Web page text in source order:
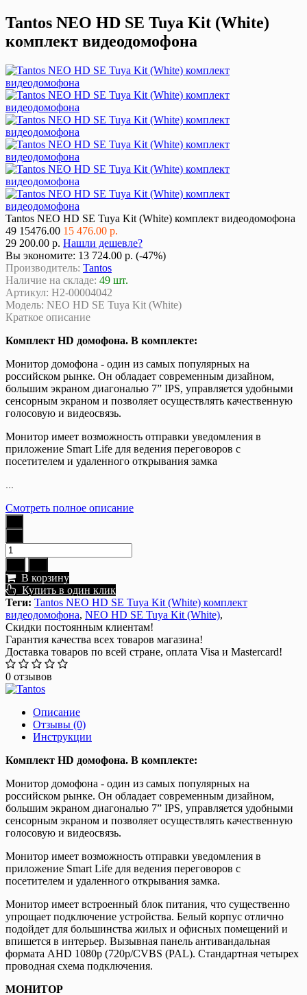
Tantos NEO HD SE Tuya Kit (White)
комплект видеодомофона
Tantos NEO HD SE Tuya Kit (White) комплект видеодомофона
49 15476.00 15 476.00 р.
29 200.00 р. Нашли дешевле?
Вы экономите: 13 724.00 р. (-47%)
Производитель: Tantos
Наличие на складе: 49 шт.
Артикул: Н2-00004042
Модель: NEO HD SE Tuya Kit (White)
Краткое описание
Комплект HD домофона. В комплекте:
Монитор домофона - один из самых популярных на
российском рынке. Он обладает современным дизайном,
большим экраном диагональю 7” IPS, управляется удобными
сенсорным экраном и позволяет осуществлять качественную
голосовую и видеосвязь.
Монитор имеет возможность отправки уведомления в
приложение Smart Life для ведения переговоров с
посетителем и удаленного открывания замка
...
Смотреть полное описание
В корзину
Купить в один клик
Теги: Tantos NEO HD SE Tuya Kit (White) комплект
видеодомофона, NEO HD SE Tuya Kit (White),
Скидки постоянным клиентам!
Гарантия качества всех товаров магазина!
Доставка товаров по всей стране, оплата Visa и Mastercard!
0 отзывов
Описание
Отзывы (0)
Инструкции
Комплект HD домофона. В комплекте:
Монитор домофона - один из самых популярных на
российском рынке. Он обладает современным дизайном,
большим экраном диагональю 7” IPS, управляется удобными
сенсорным экраном и позволяет осуществлять качественную
голосовую и видеосвязь.
Монитор имеет возможность отправки уведомления в
приложение Smart Life для ведения переговоров с
посетителем и удаленного открывания замка.
Монитор имеет встроенный блок питания, что существенно
упрощает подключение устройства. Белый корпус отлично
подойдет для большинства жилых и офисных помещений и
впишется в интерьер. Вызывная панель антивандальная
формата AHD 1080p (720p/CVBS (PAL). Стандартная четырех
проводная схема подключения.
МОНИТОР